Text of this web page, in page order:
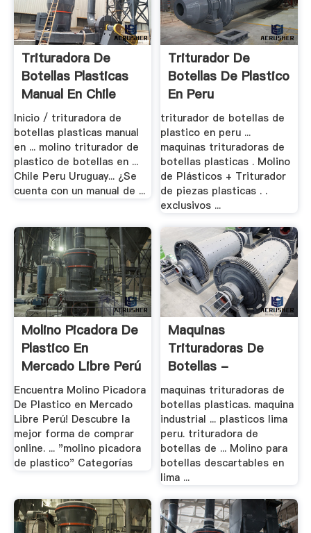
Trituradora De
Botellas Plasticas
Manual En Chile
Inicio / trituradora de
botellas plasticas manual
en ... molino triturador de
plastico de botellas en ...
Chile Peru Uruguay... ¿Se
cuenta con un manual de ...
Triturador De
Botellas De Plastico
En Peru
triturador de botellas de
plastico en peru ...
maquinas trituradoras de
botellas plasticas . Molino
de Plásticos + Triturador
de piezas plasticas . .
exclusivos ...
Molino Picadora De
Plastico En
Mercado Libre Perú
Encuentra Molino Picadora
De Plastico en Mercado
Libre Perú! Descubre la
mejor forma de comprar
online. ... "molino picadora
de plastico" Categorías
Maquinas
Trituradoras De
Botellas -
Trituradora De .
maquinas trituradoras de
botellas plasticas. maquina
industrial ... plasticos lima
peru. trituradora de
botellas de ... Molino para
botellas descartables en
lima ...